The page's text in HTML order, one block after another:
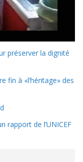
préserver la dignité
fin à «l’héritage» des
rapport de l’UNICEF